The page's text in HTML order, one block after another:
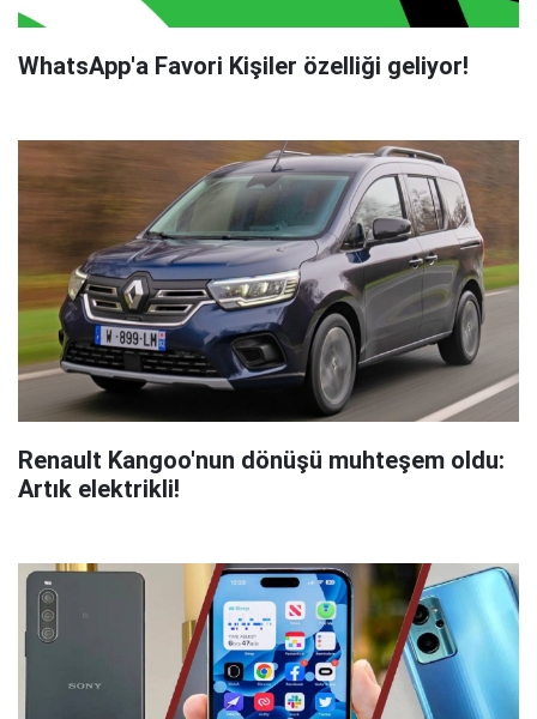
WhatsApp'a Favori Kişiler özelliği geliyor!
Renault Kangoo'nun dönüşü muhteşem oldu:
Artık elektrikli!